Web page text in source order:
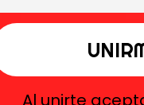
Al unirte